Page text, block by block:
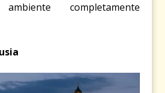
completamente